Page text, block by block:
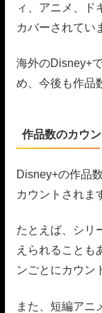
ィ、アニメ、ド
カバーされてい
海外のDisney+
め、今後も作品
作品数のカウ
Disney+の作品
カウントされま
たとえば、シリ
えられることも
ンごとにカウン
また、短編アニ